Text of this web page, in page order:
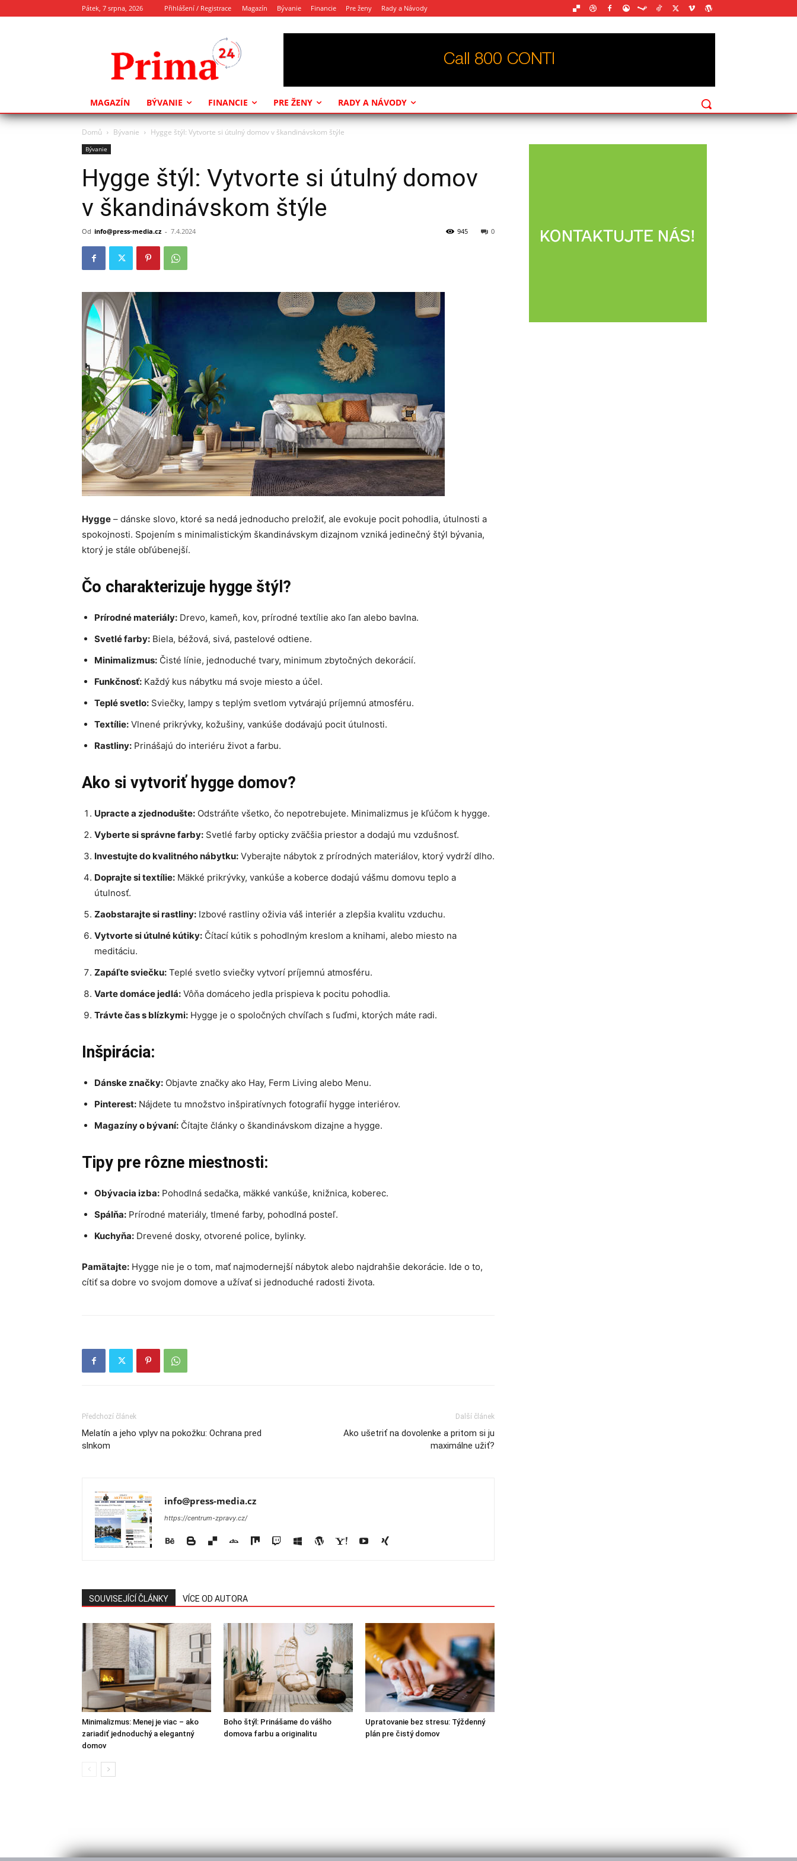
Pátek, 7 srpna, 2026 Přihlášení / Registrace Magazín Bývanie Financie Pre ženy Rady a Návody
MAGAZÍN BÝVANIE FINANCIE PRE ŽENY RADY A NÁVODY
Domů Bývanie Hygge štýl: Vytvorte si útulný domov v škandinávskom štýle
Bývanie
Hygge štýl: Vytvorte si útulný domov
v škandinávskom štýle
Od info@press-media.cz - 7.4.2024 0
945
Hygge – dánske slovo, ktoré sa nedá jednoducho preložiť, ale evokuje pocit pohodlia, útulnosti a
spokojnosti. Spojením s minimalistickým škandinávskym dizajnom vzniká jedinečný štýl bývania,
ktorý je stále obľúbenejší.
Čo charakterizuje hygge štýl?
Prírodné materiály: Drevo, kameň, kov, prírodné textílie ako ľan alebo bavlna.
Svetlé farby: Biela, béžová, sivá, pastelové odtiene.
Minimalizmus: Čisté línie, jednoduché tvary, minimum zbytočných dekorácií.
Funkčnosť: Každý kus nábytku má svoje miesto a účel.
Teplé svetlo: Sviečky, lampy s teplým svetlom vytvárajú príjemnú atmosféru.
Textílie: Vlnené prikrývky, kožušiny, vankúše dodávajú pocit útulnosti.
Rastliny: Prinášajú do interiéru život a farbu.
Ako si vytvoriť hygge domov?
Upracte a zjednodušte: Odstráňte všetko, čo nepotrebujete. Minimalizmus je kľúčom k hygge.
Vyberte si správne farby: Svetlé farby opticky zväčšia priestor a dodajú mu vzdušnosť.
Investujte do kvalitného nábytku: Vyberajte nábytok z prírodných materiálov, ktorý vydrží dlho.
Doprajte si textílie: Mäkké prikrývky, vankúše a koberce dodajú vášmu domovu teplo a
útulnosť.
Zaobstarajte si rastliny: Izbové rastliny oživia váš interiér a zlepšia kvalitu vzduchu.
Vytvorte si útulné kútiky: Čítací kútik s pohodlným kreslom a knihami, alebo miesto na
meditáciu.
Zapáľte sviečku: Teplé svetlo sviečky vytvorí príjemnú atmosféru.
Varte domáce jedlá: Vôňa domáceho jedla prispieva k pocitu pohodlia.
Trávte čas s blízkymi: Hygge je o spoločných chvíľach s ľuďmi, ktorých máte radi.
Inšpirácia:
Dánske značky: Objavte značky ako Hay, Ferm Living alebo Menu.
Pinterest: Nájdete tu množstvo inšpiratívnych fotografií hygge interiérov.
Magazíny o bývaní: Čítajte články o škandinávskom dizajne a hygge.
Tipy pre rôzne miestnosti:
Obývacia izba: Pohodlná sedačka, mäkké vankúše, knižnica, koberec.
Spálňa: Prírodné materiály, tlmené farby, pohodlná posteľ.
Kuchyňa: Drevené dosky, otvorené police, bylinky.
Pamätajte: Hygge nie je o tom, mať najmodernejší nábytok alebo najdrahšie dekorácie. Ide o to,
cítiť sa dobre vo svojom domove a užívať si jednoduché radosti života.
Předchozí článek
Melatín a jeho vplyv na pokožku: Ochrana pred
slnkom
Další článek
Ako ušetriť na dovolenke a pritom si ju
maximálne užiť?
info@press-media.cz
https://centrum-zpravy.cz/
SOUVISEJÍCÍ ČLÁNKY VÍCE OD AUTORA
Minimalizmus: Menej je viac – ako
zariadiť jednoduchý a elegantný
domov
Boho štýl: Prinášame do vášho
domova farbu a originalitu
Upratovanie bez stresu: Týždenný
plán pre čistý domov